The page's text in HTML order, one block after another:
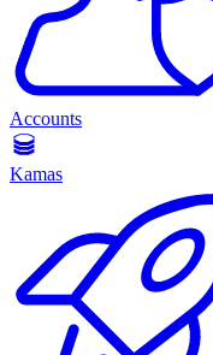
Accounts
Kamas